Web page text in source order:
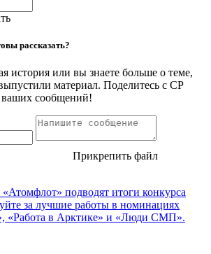
рассказать?
история или вы знаете больше о теме,
материал. Поделитесь с СР
сообщений!
Прикрепить файл
подводят итоги конкурса
за лучшие работы в номинациях
«Работа в Арктике» и «Люди СМП».